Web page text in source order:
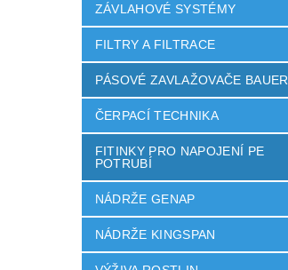
ZÁVLAHOVÉ SYSTÉMY
FILTRY A FILTRACE
PÁSOVÉ ZAVLAŽOVAČE BAUER
ČERPACÍ TECHNIKA
FITINKY PRO NAPOJENÍ PE
POTRUBÍ
NÁDRŽE GENAP
NÁDRŽE KINGSPAN